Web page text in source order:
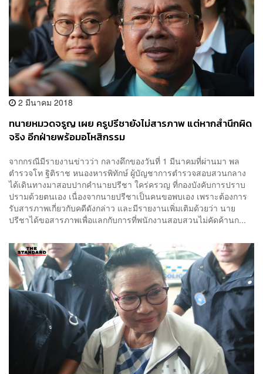
2 มีนาคม 2018
ทนายหมวดจรูญ เผย ครูปรีชายังไม่สารภาพ แต่หากสำนึกผิด
จริง อีกฝ่ายพร้อมอโหสิกรรม
จากกรณีมีรายงานข่าวว่า กลางดึกของวันที่ 1 มีนาคมที่ผ่านมา พล
ตำรวจโท ฐิติราช หนองหารพิทักษ์ ผู้บัญชาการตำรวจสอบสวนกลาง
ได้เดินทางมาสอบปากคำนายปรีชา ใคร่ครวญ ที่กองบังคับการปราบ
ปรามด้วยตนเอง เนื่องจากนายปรีชาเป็นคนขอพบเอง เพราะต้องการ
รับสารภาพเกี่ยวกับคดีดังกล่าว และมีรายงานเพิ่มเติมด้วยว่า นาย
ปรีชาได้ขอสารภาพเพื่อแลกกับการที่พนักงานสอบสวนไม่คัดค้านก...